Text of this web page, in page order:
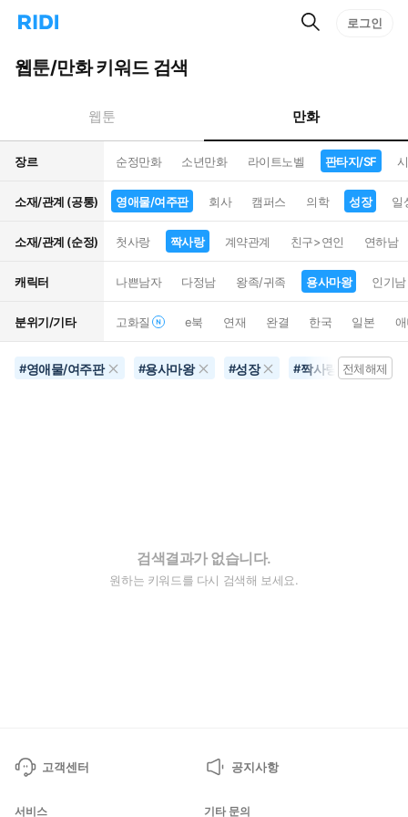
리
홈
으
턴
트
검
로그인
웹툰/만화 키워드 검색
웹툰 만화
장르 순정만화 소년만화 라이트노벨 판타지/SF
소재/관계 (공통) 영애물/여주판 회사 캠퍼스 의학 성장 일
소재/관계 (순정) 첫사랑 짝사랑 계약관계 친구>연인 연하남
캐릭터 나쁜남자 다정남 왕족/귀족 용사마왕 인기남
분위기/기타 고화질 e북 연재 완결 한국 일본
#영애물/여주판 #용사마왕 #성장 #짝사랑 #판타
전체해제
검색결과가 없습니다.
원하는 키워드를 다시 검색해 보세요.
고객센터 공지사항
서비스 기타 문의